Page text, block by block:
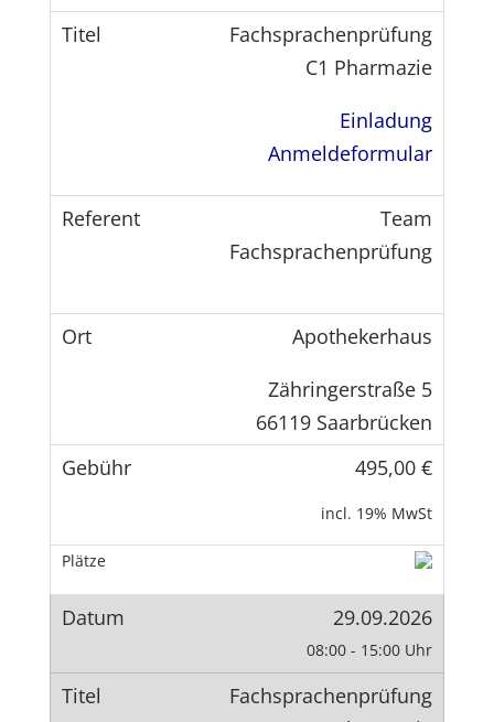
Fachsprachenprüfung
C1 Pharmazie
Einladung
Anmeldeformular
Team
Fachsprachenprüfung
Apothekerhaus
Zähringerstraße 5
66119 Saarbrücken
495,00 €
incl. 19% MwSt
29.09.2026
08:00 - 15:00 Uhr
Fachsprachenprüfung